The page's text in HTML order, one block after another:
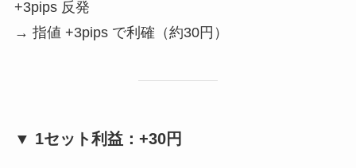
+3pips 反発
→ 指値 +3pips で利確（約30円）
▼ 1セット利益：+30円